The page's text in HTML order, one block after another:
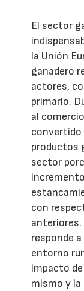
El sector
la Unión
ganadero
actores,
primario.
al
convertido
productos
sector
con
responde
entorno
impacto
mismo y